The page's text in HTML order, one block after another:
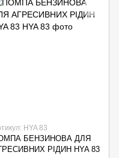
HYA 83
БЕНЗИНОВА ДЛЯ
РІДИН HYA 83